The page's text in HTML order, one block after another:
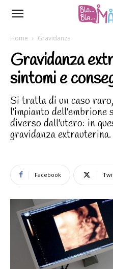
Home Gravidanza
Gravidanza
sintomi e
Si tratta di un caso
l'impianto dell'embrione
diverso dall'utero: in
gravidanza
Facebook